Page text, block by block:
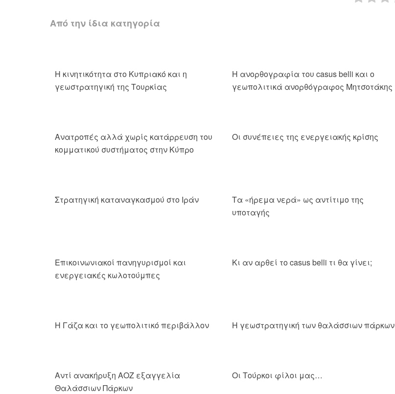
Από την ίδια κατηγορία
Η κινητικότητα στο Κυπριακό και η
γεωστρατηγική της Τουρκίας
Η ανορθογραφία του casus belli και ο
γεωπολιτικά ανορθόγραφος Μητσοτάκης
Ανατροπές αλλά χωρίς κατάρρευση του
κομματικού συστήματος στην Κύπρο
Οι συνέπειες της ενεργειακής κρίσης
Στρατηγική καταναγκασμού στο Ιράν
Τα «ήρεμα νερά» ως αντίτιμο της
υποταγής
Επικοινωνιακοί πανηγυρισμοί και
ενεργειακές κωλοτούμπες
Κι αν αρθεί το casus belli τι θα γίνει;
Η Γάζα και το γεωπολιτικό περιβάλλον Η γεωστρατηγική των θαλάσσιων πάρκων
Αντί ανακήρυξη ΑΟΖ εξαγγελία
Θαλάσσιων Πάρκων
Οι Τούρκοι φίλοι μας…